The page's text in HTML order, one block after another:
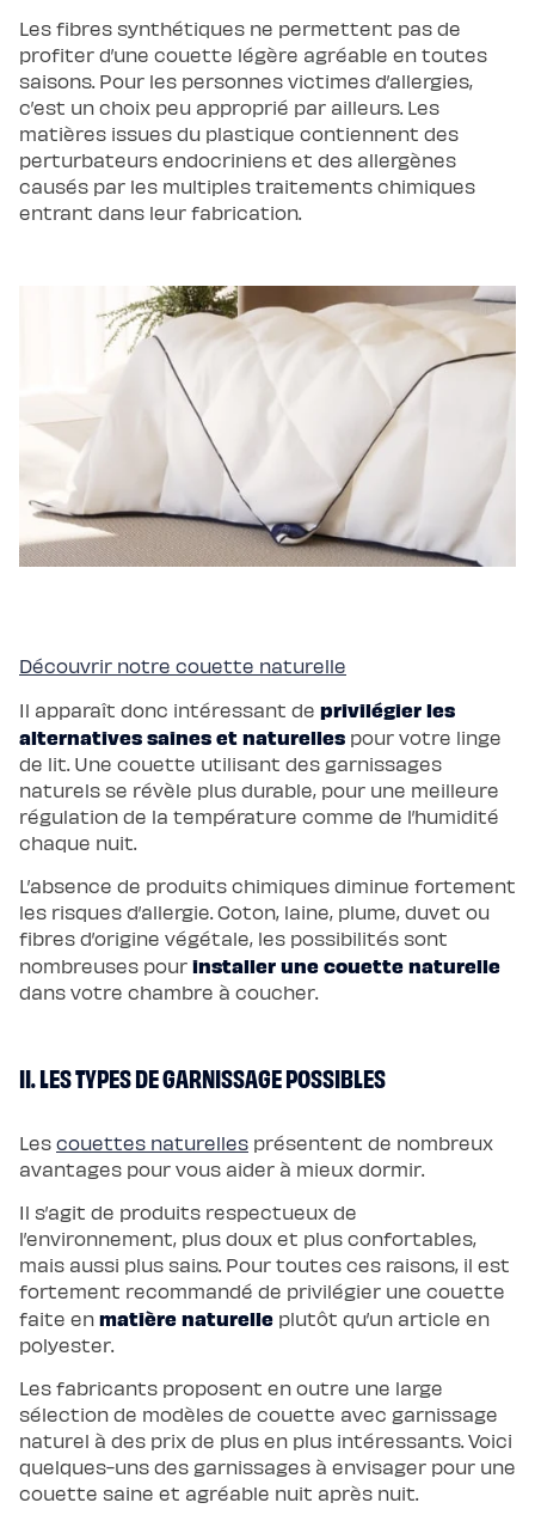
tempérée
Plus
Couette
légère
Couette
légère
Plus
Couette
chaude
Protections
Protège
matelas
imperméable
couette
Taies
d’oreiller
Matières
Percale
de
coton
Gaze
de
Lin
lavé
Protège
matelas
imperméable
Protège
matelas
molleton
Protège
oreiller
Salon
Canapé
Canapé
d'angle
Canapé-
lit
Module
d'angle
Lot
de
Nuage
Bleu
Sauge
Vert
Kaki
Gamme
enfant
Matelas
Matelas
bébé
(dès
la
naissance)
Matelas
enfant
&
ado
(dès
3
ans)
Lits
Lit
bébé
Les fibres synthétiques ne permettent pas de
profiter d’une couette légère agréable en toutes
saisons. Pour les personnes victimes d’allergies,
c’est un choix peu approprié par ailleurs. Les
matières issues du plastique contiennent des
perturbateurs endocriniens et des allergènes
causés par les multiples traitements chimiques
entrant dans leur fabrication.
Découvrir notre couette naturelle
Il apparaît donc intéressant de privilégier les
alternatives saines et naturelles pour votre linge
de lit. Une couette utilisant des garnissages
naturels se révèle plus durable, pour une meilleure
régulation de la température comme de l’humidité
chaque nuit.
L’absence de produits chimiques diminue fortement
les risques d’allergie. Coton, laine, plume, duvet ou
fibres d’origine végétale, les possibilités sont
nombreuses pour installer une couette naturelle
dans votre chambre à coucher.
II. LES TYPES DE GARNISSAGE POSSIBLES
Les couettes naturelles présentent de nombreux
avantages pour vous aider à mieux dormir.
Il s’agit de produits respectueux de
l’environnement, plus doux et plus confortables,
mais aussi plus sains. Pour toutes ces raisons, il est
fortement recommandé de privilégier une couette
faite en matière naturelle plutôt qu’un article en
polyester.
Les fabricants proposent en outre une large
sélection de modèles de couette avec garnissage
naturel à des prix de plus en plus intéressants. Voici
quelques-uns des garnissages à envisager pour une
couette saine et agréable nuit après nuit.